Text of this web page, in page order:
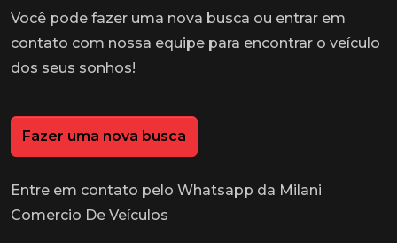
Você pode fazer uma nova busca ou entrar em
contato com nossa equipe para encontrar o veículo
dos seus sonhos!
Fazer uma nova busca
Entre em contato pelo Whatsapp da Milani
Comercio De Veículos